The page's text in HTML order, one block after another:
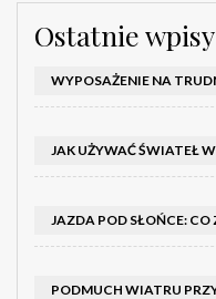
Ostatnie wpisy